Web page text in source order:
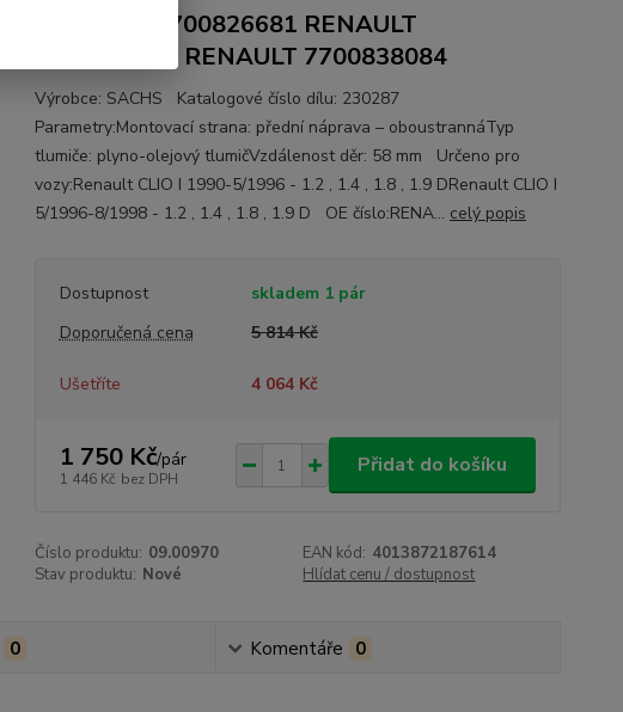
RENAULT 7700826681 RENAULT
7700828680 RENAULT 7700838084
Výrobce: SACHS Katalogové číslo dílu: 230287
Parametry:Montovací strana: přední náprava – oboustrannáTyp
tlumiče: plyno-olejový tlumičVzdálenost děr: 58 mm Určeno pro
vozy:Renault CLIO I 1990-5/1996 - 1.2 , 1.4 , 1.8 , 1.9 DRenault CLIO I
5/1996-8/1998 - 1.2 , 1.4 , 1.8 , 1.9 D OE číslo:RENA... celý popis
Dostupnost
skladem 1 pár
Doporučená cena
5 814 Kč
Ušetříte 4 064 Kč
1 750 Kč/pár
1 446 Kč bez DPH
Přidat do košíku
Číslo produktu: 09.00970 EAN kód: 4013872187614
Stav produktu: Nové Hlídat cenu / dostupnost
0 Komentáře 0